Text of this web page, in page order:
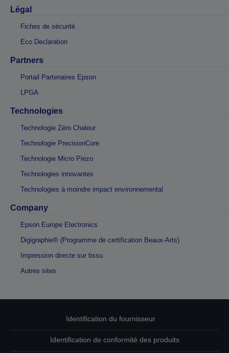
Légal
Fiches de sécurité
Eco Declaration
Partners
Portail Partenaires Epson
LPGA
Technologies
Technologie Zéro Chaleur
Technologie PrecisionCore
Technologie Micro Piezo
Technologies innovantes
Technologies à moindre impact environnemental
Company
Epson Europe Electronics
Digigraphie® (Programme de certification Beaux-Arts)
Impression directe sur tissu
Autres sites
Identification du fournisseur
Identification de conformité des produits